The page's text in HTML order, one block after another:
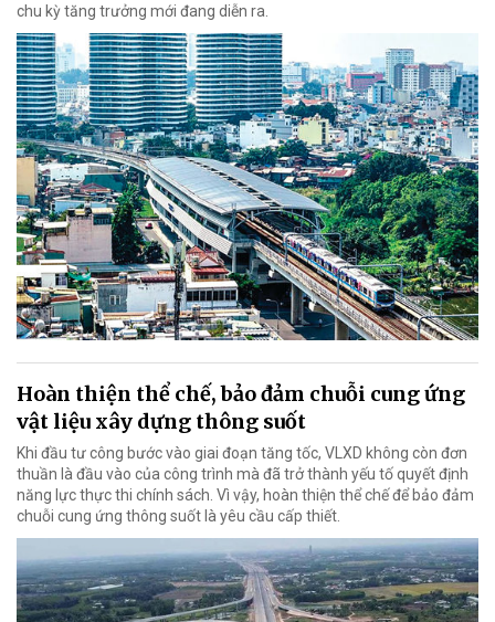
chu kỳ tăng trưởng mới đang diễn ra.
Hoàn thiện thể chế, bảo đảm chuỗi cung ứng
vật liệu xây dựng thông suốt
Khi đầu tư công bước vào giai đoạn tăng tốc, VLXD không còn đơn
thuần là đầu vào của công trình mà đã trở thành yếu tố quyết định
năng lực thực thi chính sách. Vì vậy, hoàn thiện thể chế để bảo đảm
chuỗi cung ứng thông suốt là yêu cầu cấp thiết.